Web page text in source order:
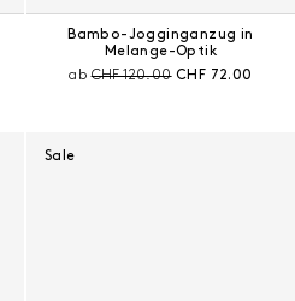
Bambo-Jogginganzug in
Melange-Optik
abPreis vor Rabatt:
CHF 120.00 Aktueller Preis:
CHF 72.00
Sale